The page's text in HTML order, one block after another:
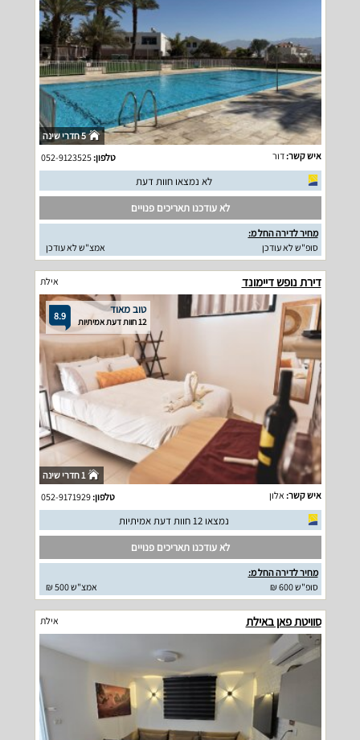
5 חדרי שינה
איש קשר:דור טלפון:052-9123525
לא נמצאו חוות דעת
לא עודכנו תאריכים פנויים
מחיר לדירה החל מ:
סופ"ש לא עודכן
אמצ"ש לא עודכן
דירת נופש דיימונד אילת
8.9 טוב מאוד
12 חוות דעת אמיתיות
1 חדרי שינה
איש קשר: אלון טלפון:052-9171929
נמצאו 12 חוות דעת אמיתיות
לא עודכנו תאריכים פנויים
מחיר לדירה החל מ:
סופ"ש 600 ₪
אמצ"ש 500 ₪
סוויטת פאן באילת אילת